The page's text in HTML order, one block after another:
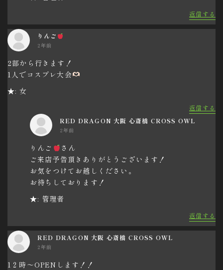
返信する
りんご
2年前
2部から行きます！
1人でコスプレ大会
★: 女
返信する
RED DRAGON 大阪 心斎橋 CROSS OWL
2年前
りんご
さん
ご来店予告頂きありがとうございます！
お気をつけてお越しください。
お待ちしております！
★: 管理者
返信する
RED DRAGON 大阪 心斎橋 CROSS OWL
2年前
1２時〜OPENします！！